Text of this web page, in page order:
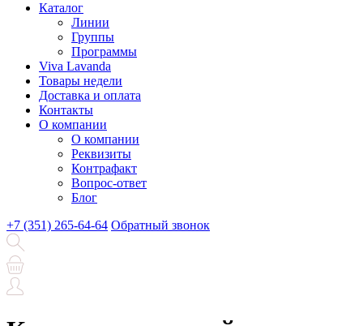
Каталог
Линии
Группы
Программы
Viva Lavanda
Товары недели
Доставка и оплата
Контакты
О компании
О компании
Реквизиты
Контрафакт
Вопрос-ответ
Блог
+7 (351) 265-64-64 Обратный звонок